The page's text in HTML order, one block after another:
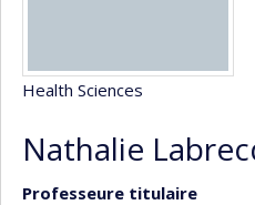
Health Sciences
Nathalie
Professeure titulaire